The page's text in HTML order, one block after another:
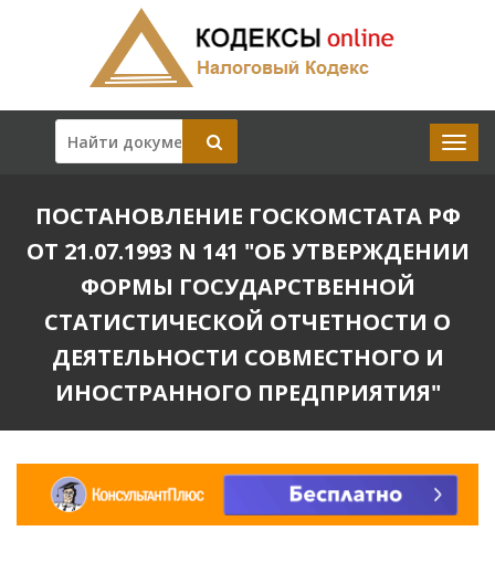
ПОСТАНОВЛЕНИЕ ГОСКОМСТАТА РФ
ОТ 21.07.1993 N 141 "ОБ УТВЕРЖДЕНИИ
ФОРМЫ ГОСУДАРСТВЕННОЙ
СТАТИСТИЧЕСКОЙ ОТЧЕТНОСТИ О
ДЕЯТЕЛЬНОСТИ СОВМЕСТНОГО И
ИНОСТРАННОГО ПРЕДПРИЯТИЯ"